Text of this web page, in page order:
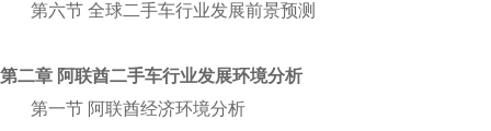
第六节 全球二手车行业发展前景预测
第二章 阿联酋二手车行业发展环境分析
第一节 阿联酋经济环境分析